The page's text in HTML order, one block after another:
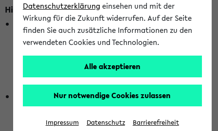
Hinweise zur Liste der Raumänderungen
In dieser Liste werden nur Veranstaltungstermine
berücksichtigt, die gerade oder innerhalb der nächsten 2
Stunden stattfinden. Berücksichtigt werden nur Termine,
wurden. Die Anzeige ist semesterübergreifend und nicht
abhängig vom im eKVV gewählten Semester.
Die hier gezeigte Liste von Raumänderungen kann nur
vollständig sein, wenn den Fakultäten von den Lehrenden
die Änderungen zeitnah mitgeteilt und diese Änderungen
Datenschutzerklärung einsehen und mit der
Wirkung für die Zukunft widerrufen. Auf der Seite
finden Sie auch zusätzliche Informationen zu den
verwendeten Cookies und Technologien.
Alle akzeptieren
Nur notwendige Cookies zulassen
Impressum Datenschutz Barrierefreiheit